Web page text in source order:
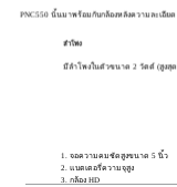
ลำโพง
มีลำโพงในตัวขนาด 2 วัตต์ (สูงสุ
จอความคมชัดสูงขนาด 5 นิ้ว
แบตเตอรี่ความจุสูง
กล้อง HD